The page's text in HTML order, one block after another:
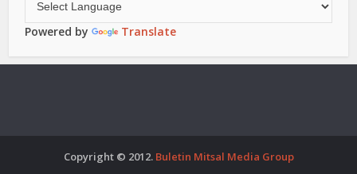
Powered by Translate
Copyright © 2012. Buletin Mitsal Media Group